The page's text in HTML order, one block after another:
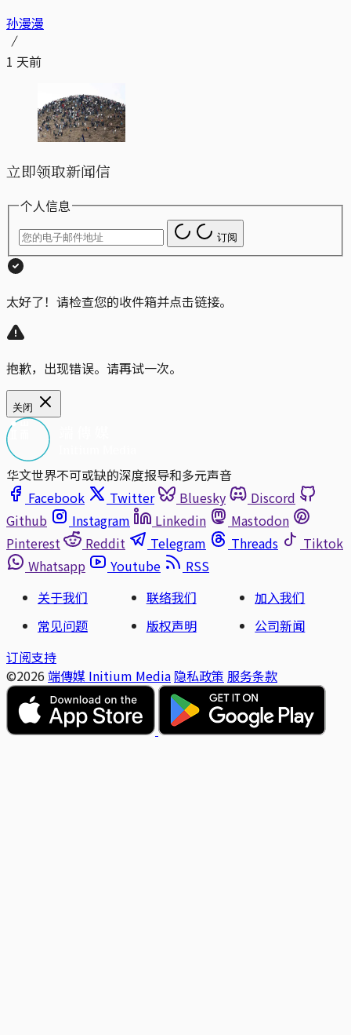
孙漫漫
1 天前
立即领取新闻信
个人信息
订阅
太好了！请检查您的收件箱并点击链接。
抱歉，出现错误。请再试一次。
关闭
华文世界不可或缺的深度报导和多元声音
Facebook
Twitter Bluesky
Discord
Github
Instagram Linkedin
Mastodon
Pinterest
Reddit Telegram Threads
Tiktok
Whatsapp
Youtube
RSS
关于我们
联络我们
加入我们
常见问题
版权声明
公司新闻
订阅支持
©2026 端傳媒 Initium Media 隐私政策 服务条款